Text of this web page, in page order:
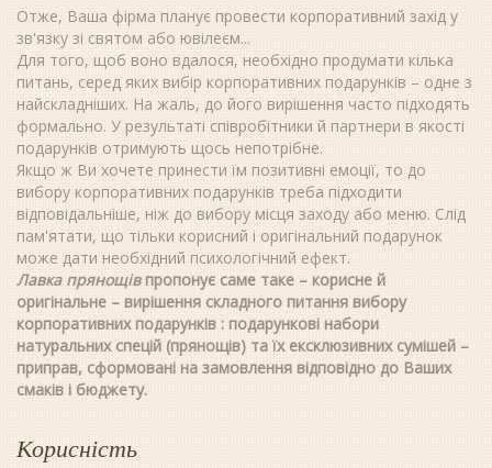
Отже, Ваша фірма планує провести корпоративний захід у
зв'язку зі святом або ювілеєм...
Для того, щоб воно вдалося, необхідно продумати кілька
питань, серед яких вибір корпоративних подарунків – одне з
найскладніших. На жаль, до його вирішення часто підходять
формально. У результаті співробітники й партнери в якості
подарунків отримують щось непотрібне.
Якщо ж Ви хочете принести їм позитивні емоції, то до
вибору корпоративних подарунків треба підходити
відповідальніше, ніж до вибору місця заходу або меню. Слід
пам'ятати, що тільки корисний і оригінальний подарунок
може дати необхідний психологічний ефект.
Лавка прянощівпропонує саме таке – корисне й
оригінальне – вирішення складного питання вибору
корпоративних подарунків : подарункові набори
натуральних спецій (прянощів) та їх ексклюзивних сумішей –
приправ, сформовані на замовлення відповідно до Ваших
смаків і бюджету.
Корисність